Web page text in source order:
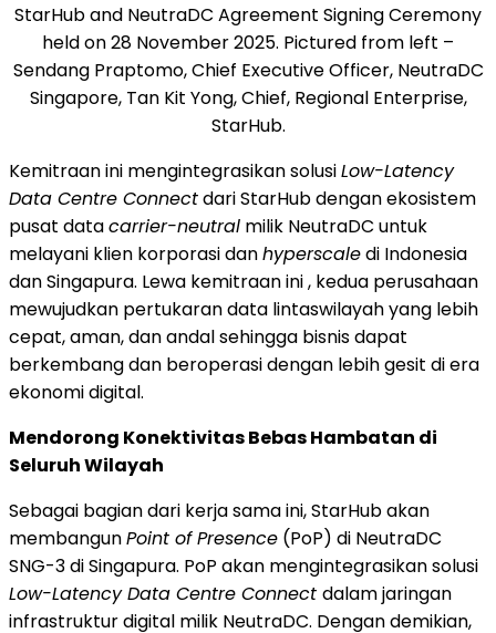
StarHub and NeutraDC Agreement Signing Ceremony
held on 28 November 2025. Pictured from left –
Sendang Praptomo, Chief Executive Officer, NeutraDC
Singapore, Tan Kit Yong, Chief, Regional Enterprise,
StarHub.
Kemitraan ini mengintegrasikan solusiLow-Latency
Data Centre Connectdari StarHub dengan ekosistem
pusat datacarrier-neutral milik NeutraDC untuk
melayani klien korporasi danhyperscaledi Indonesia
dan Singapura. Lewa kemitraan ini , kedua perusahaan
mewujudkan pertukaran data lintaswilayah yang lebih
cepat, aman, dan andal sehingga bisnis dapat
berkembang dan beroperasi dengan lebih gesit di era
ekonomi digital.
Mendorong Konektivitas Bebas Hambatan di
Seluruh Wilayah
Sebagai bagian dari kerja sama ini, StarHub akan
membangunPoint of Presence (PoP) di NeutraDC
SNG-3 di Singapura. PoP akan mengintegrasikan solusi
Low-Latency Data Centre Connect dalam jaringan
infrastruktur digital milik NeutraDC. Dengan demikian,